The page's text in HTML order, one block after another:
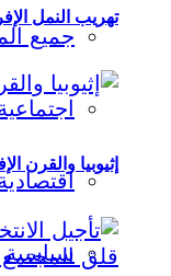
جميع
سياسية
تهريب النمل
إثيوبيا والقرن